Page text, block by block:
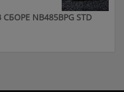
NB485BPG STD